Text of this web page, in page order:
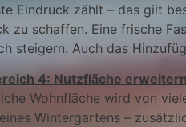
Eindruck zählt – das gilt
zu schaffen. Eine frische
steigern. Auch das
4: Nutzfläche erweitern
Wohnfläche wird von
Wintergartens –